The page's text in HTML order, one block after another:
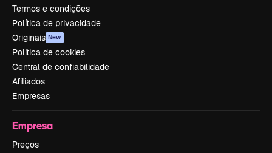
Termos e condições
Política de privacidade
Originais New
Política de cookies
Central de confiabilidade
Afiliados
Empresas
Empresa
Preços